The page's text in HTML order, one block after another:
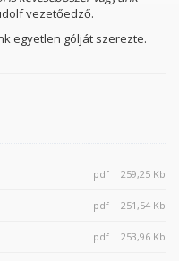
vezetőedző.
egyetlen gólját szerezte.
pdf | 259,25 Kb
pdf | 251,54 Kb
pdf | 253,96 Kb